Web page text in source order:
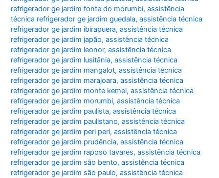
refrigerador ge jardim fonte do morumbi,assistência
técnica refrigerador ge jardim guedala,assistência técnica
refrigerador ge jardim ibirapuera,assistência técnica
refrigerador ge jardim japão,assistência técnica
refrigerador ge jardim leonor,assistência técnica
refrigerador ge jardim lusitânia,assistência técnica
refrigerador ge jardim mangalot,assistência técnica
refrigerador ge jardim marajoara,assistência técnica
refrigerador ge jardim monte kemel,assistência técnica
refrigerador ge jardim morumbi,assistência técnica
refrigerador ge jardim paulista,assistência técnica
refrigerador ge jardim paulistano,assistência técnica
refrigerador ge jardim peri peri,assistência técnica
refrigerador ge jardim prudência,assistência técnica
refrigerador ge jardim raposo tavares,assistência técnica
refrigerador ge jardim são bento,assistência técnica
refrigerador ge jardim são paulo,assistência técnica